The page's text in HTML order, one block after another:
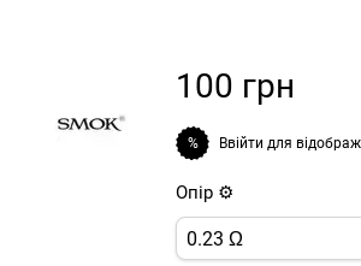
100 грн
% Ввійти для
Опір ⚙️
0.23 Ω